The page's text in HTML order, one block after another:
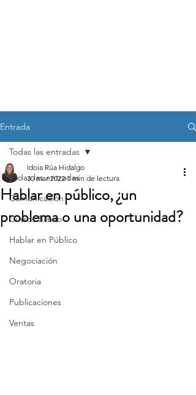
Entrada
Todas las entradas
Comunicación
Cursos Bilbao
Hablar en Público
Negociación
Oratoria
Publicaciones
Ventas
Todas las entradas
Hablar en público, ¿un
problema o una oportunidad?
Idoia Rúa Hidalgo
30 mar 2022 1 min de lectura